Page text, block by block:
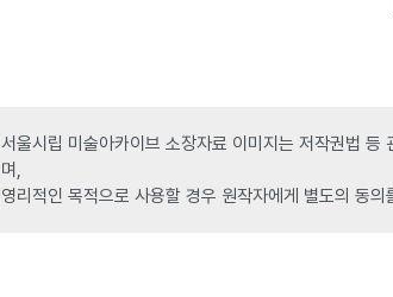
서울시립 미술아카이브 소장자료 이미지는 저작권법
며,
영리적인 목적으로 사용할 경우 원작자에게 별도의 동